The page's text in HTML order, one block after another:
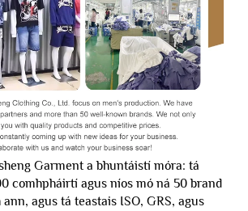
Garment a bhuntáistí móra: tá
comhpháirtí agus níos mó ná 50 brand
agus tá teastais ISO, GRS, agus